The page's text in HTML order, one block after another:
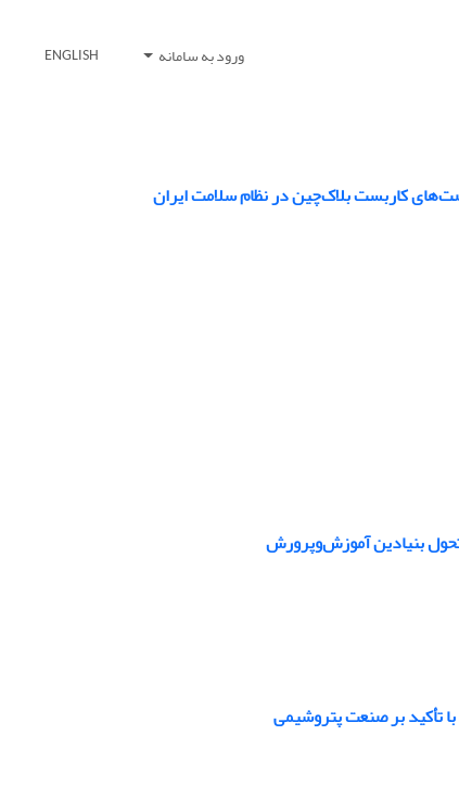
ورود به سامانه ENGLISH
کاربست بلاک‌چین در نظام سلامت ایران
بنیادین آموزش‌وپرورش
تأکید بر صنعت پتروشیمی